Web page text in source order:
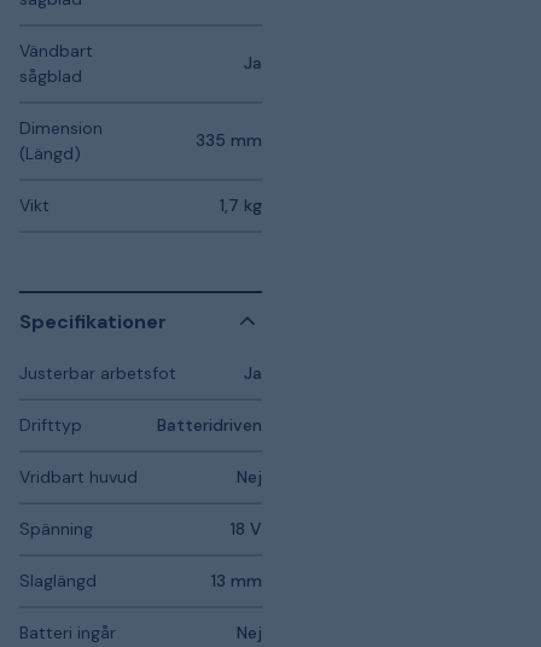
Vändbart
sågblad
Ja
Dimension
(Längd)
335 mm
Vikt 1,7 kg
Specifikationer
Justerbar arbetsfot Ja
Drifttyp Batteridriven
Vridbart huvud Nej
Spänning 18 V
Slaglängd 13 mm
Batteri ingår Nej